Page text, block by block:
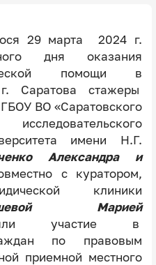
29 марта 2024 г.
дня оказания
помощи в
Саратова стажеры
ВО «Саратовского
имени Н.Г.
Александра и
с куратором,
клиники
Марией
участие в
по правовым
приемной местного